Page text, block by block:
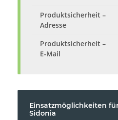
Produktsicherheit –
Adresse
Produktsicherheit –
E-Mail
Einsatzmöglichkeiten
Sidonia